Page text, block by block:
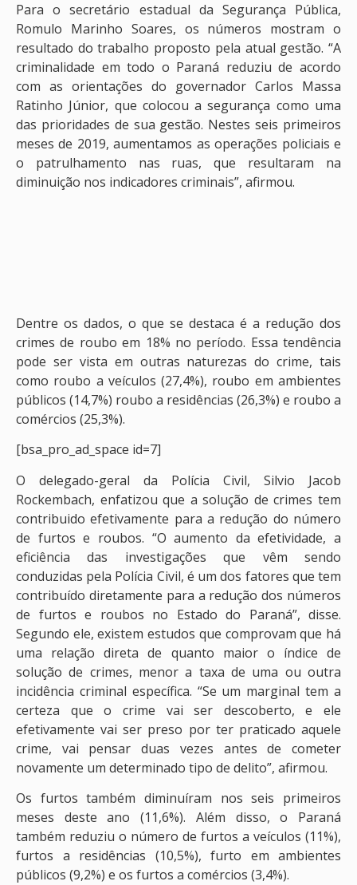
Para o secretário estadual da Segurança Pública,
Romulo Marinho Soares, os números mostram o
resultado do trabalho proposto pela atual gestão. “A
criminalidade em todo o Paraná reduziu de acordo
com as orientações do governador Carlos Massa
Ratinho Júnior, que colocou a segurança como uma
das prioridades de sua gestão. Nestes seis primeiros
meses de 2019, aumentamos as operações policiais e
o patrulhamento nas ruas, que resultaram na
diminuição nos indicadores criminais”, afirmou.
Dentre os dados, o que se destaca é a redução dos
crimes de roubo em 18% no período. Essa tendência
pode ser vista em outras naturezas do crime, tais
como roubo a veículos (27,4%), roubo em ambientes
públicos (14,7%) roubo a residências (26,3%) e roubo a
comércios (25,3%).
[bsa_pro_ad_space id=7]
O delegado-geral da Polícia Civil, Silvio Jacob
Rockembach, enfatizou que a solução de crimes tem
contribuido efetivamente para a redução do número
de furtos e roubos. “O aumento da efetividade, a
eficiência das investigações que vêm sendo
conduzidas pela Polícia Civil, é um dos fatores que tem
contribuído diretamente para a redução dos números
de furtos e roubos no Estado do Paraná”, disse.
Segundo ele, existem estudos que comprovam que há
uma relação direta de quanto maior o índice de
solução de crimes, menor a taxa de uma ou outra
incidência criminal específica. “Se um marginal tem a
certeza que o crime vai ser descoberto, e ele
efetivamente vai ser preso por ter praticado aquele
crime, vai pensar duas vezes antes de cometer
novamente um determinado tipo de delito”, afirmou.
Os furtos também diminuíram nos seis primeiros
meses deste ano (11,6%). Além disso, o Paraná
também reduziu o número de furtos a veículos (11%),
furtos a residências (10,5%), furto em ambientes
públicos (9,2%) e os furtos a comércios (3,4%).